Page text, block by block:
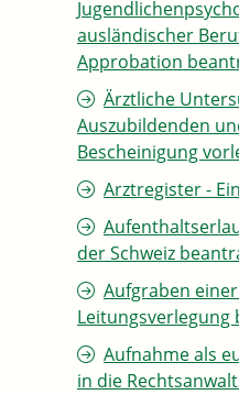
ausländischer
Approbation
Ärztliche
Auszubildenden
Bescheinigung
Arztregister -
der Schweiz
Aufgraben
Leitungsverlegung
Aufnahme als
in die